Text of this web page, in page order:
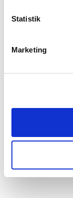
Statistik
Marketing